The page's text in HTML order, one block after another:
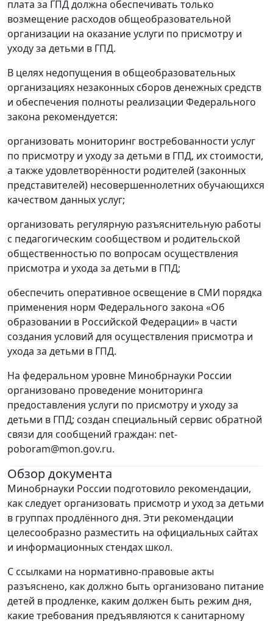
плата за ГПД должна обеспечивать только
возмещение расходов общеобразовательной
организации на оказание услуги по присмотру и
уходу за детьми в ГПД.
В целях недопущения в общеобразовательных
организациях незаконных сборов денежных средств
и обеспечения полноты реализации Федерального
закона рекомендуется:
организовать мониторинг востребованности услуг
по присмотру и уходу за детьми в ГПД, их стоимости,
а также удовлетворённости родителей (законных
представителей) несовершеннолетних обучающихся
качеством данных услуг;
организовать регулярную разъяснительную работы
с педагогическим сообществом и родительской
общественностью по вопросам осуществления
присмотра и ухода за детьми в ГПД;
обеспечить оперативное освещение в СМИ порядка
применения норм Федерального закона «Об
образовании в Российской Федерации» в части
создания условий для осуществления присмотра и
ухода за детьми в ГПД.
На федеральном уровне Минобрнауки России
организовано проведение мониторинга
предоставления услуги по присмотру и уходу за
детьми в ГПД; создан специальный сервис обратной
связи для сообщений граждан: net-
рoboram@mon.gov.ru.
Обзор документа
Минобрнауки России подготовило рекомендации,
как следует организовать присмотр и уход за детьми
в группах продлённого дня. Эти рекомендации
целесообразно разместить на официальных сайтах
и информационных стендах школ.
С ссылками на нормативно-правовые акты
разъяснено, как должно быть организовано питание
детей в продленке, каким должен быть режим дня,
какие требования предъявляются к санитарному